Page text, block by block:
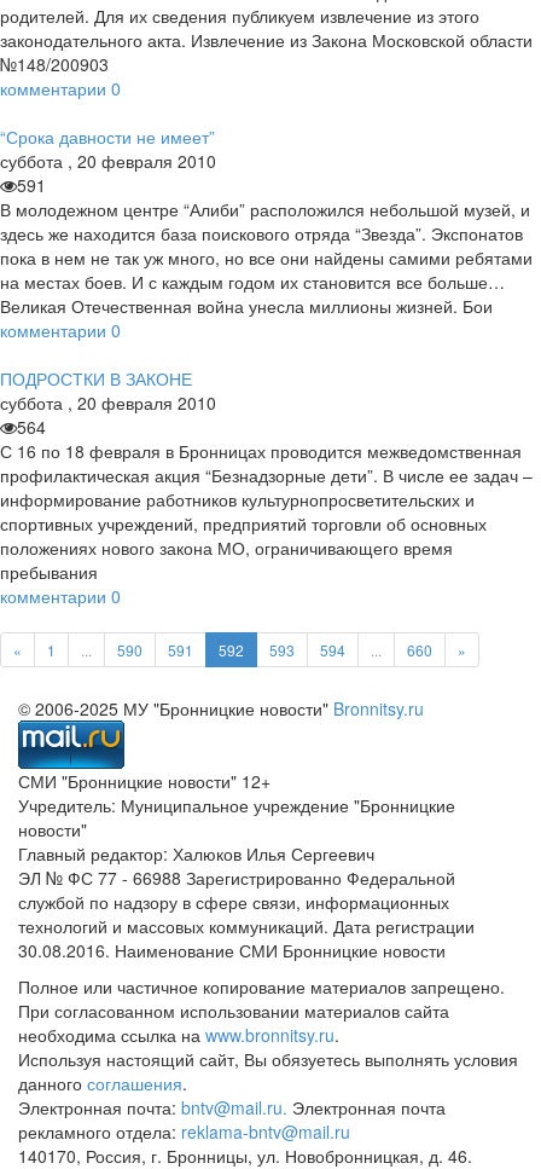
родителей. Для их сведения публикуем извлечение из этого
законодательного акта. Извлечение из Закона Московской области
№148/200903
комментарии 0
“Срока давности не имеет”
суббота , 20 февраля 2010
591
В молодежном центре “Алиби” расположился небольшой музей, и
здесь же находится база поискового отряда “Звезда”. Экспонатов
пока в нем не так уж много, но все они найдены самими ребятами
на местах боев. И с каждым годом их становится все больше…
Великая Отечественная война унесла миллионы жизней. Бои
комментарии 0
ПОДРОСТКИ В ЗАКОНЕ
суббота , 20 февраля 2010
564
С 16 по 18 февраля в Бронницах проводится межведомственная
профилактическая акция “Безнадзорные дети”. В числе ее задач –
информирование работников культурнопросветительских и
спортивных учреждений, предприятий торговли об основных
положениях нового закона МО, ограничивающего время
пребывания
комментарии 0
« 1 590 591 592 593 594 660 »
© 2006-2025 МУ "Бронницкие новости" Bronnitsy.ru
СМИ "Бронницкие новости" 12+
Учредитель: Муниципальное учреждение "Бронницкие
новости"
Главный редактор: Халюков Илья Сергеевич
ЭЛ № ФС 77 - 66988 Зарегистрированно Федеральной
службой по надзору в сфере связи, информационных
технологий и массовых коммуникаций. Дата регистрации
30.08.2016. Наименование СМИ Бронницкие новости
Полное или частичное копирование материалов запрещено.
При согласованном использовании материалов сайта
необходима ссылка на www.bronnitsy.ru.
Используя настоящий сайт, Вы обязуетесь выполнять условия
данного соглашения.
Электронная почта: bntv@mail.ru. Электронная почта
рекламного отдела: reklama-bntv@mail.ru
140170, Россия, г. Бронницы, ул. Новобронницкая, д. 46.